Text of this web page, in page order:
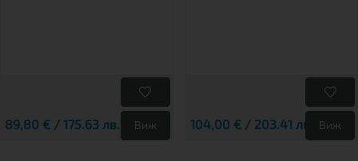
89,80 € / 175.63 лв. Виж 104,00 € / 203.41 лв. Виж